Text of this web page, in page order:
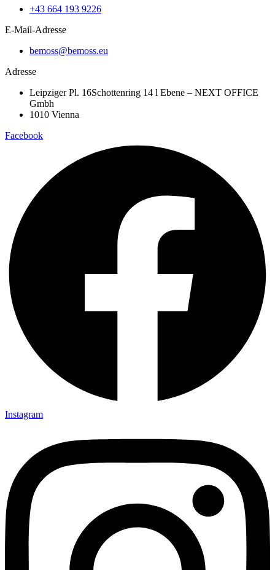
+43 664 193 9226
E-Mail-Adresse
bemoss@bemoss.eu
Adresse
Leipziger Pl. 16Schottenring 14 l Ebene – NEXT OFFICE
Gmbh
1010 Vienna
Facebook
Instagram